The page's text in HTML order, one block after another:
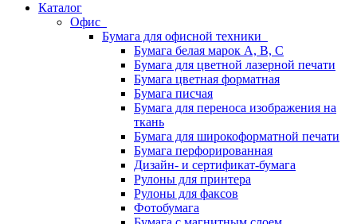
Каталог
Офис
Бумага для офисной техники
Бумага белая марок А, В, С
Бумага для цветной лазерной печати
Бумага цветная форматная
Бумага писчая
Бумага для переноса изображения на
ткань
Бумага для широкоформатной печати
Бумага перфорированная
Дизайн- и сертификат-бумага
Рулоны для принтера
Рулоны для факсов
Фотобумага